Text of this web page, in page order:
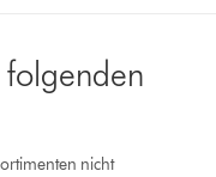
nicht